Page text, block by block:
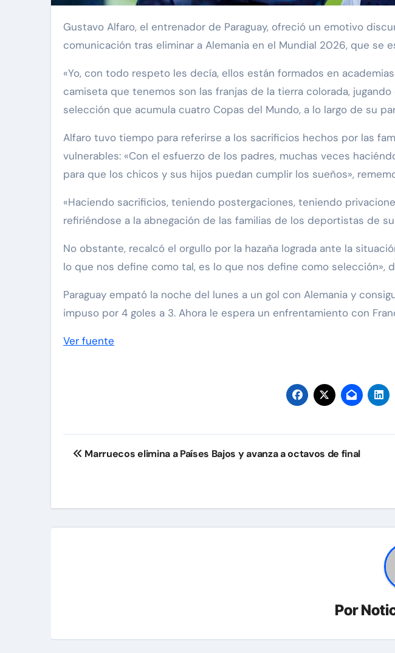
Gustavo Alfaro, el entrenador de Paraguay, ofreció un emotivo discurso defendiendo el orgullo de su selección ante los medios de
comunicación tras eliminar a Alemania en el Mundial 2026, que se
«Yo, con todo respeto les decía, ellos están formados en
camiseta que tenemos son las franjas de la tierra colorada,
selección que acumula cuatro Copas del Mundo, a lo largo de su
Alfaro tuvo tiempo para referirse a los sacrificios hechos por las
vulnerables: «Con el esfuerzo de los padres, muchas veces
para que los chicos y sus hijos puedan cumplir los sueños»,
«Haciendo sacrificios, teniendo postergaciones, teniendo
refiriéndose a la abnegación de las familias de los deportistas de
No obstante, recalcó el orgullo por la hazaña lograda ante la
lo que nos define como tal, es lo que nos define como selección»,
Paraguay empató la noche del lunes a un gol con Alemania y
impuso por 4 goles a 3. Ahora le espera un enfrentamiento con
Ver fuente
Navegación
Marruecos elimina a Países Bajos y avanza a octavos de final
Por